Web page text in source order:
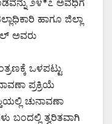
೨೪*೭ ಅವಧಿಗೆ
ಹಾಗೂ ಜಿಲ್ಲಾ
ಅವರು
ಒಳಪಟ್ಟು
ಪ್ರಕ್ರಿಯೆ
ಚುನಾವಣಾ
ಬಂದಲ್ಲಿ ತ್ವರಿತವಾಗಿ